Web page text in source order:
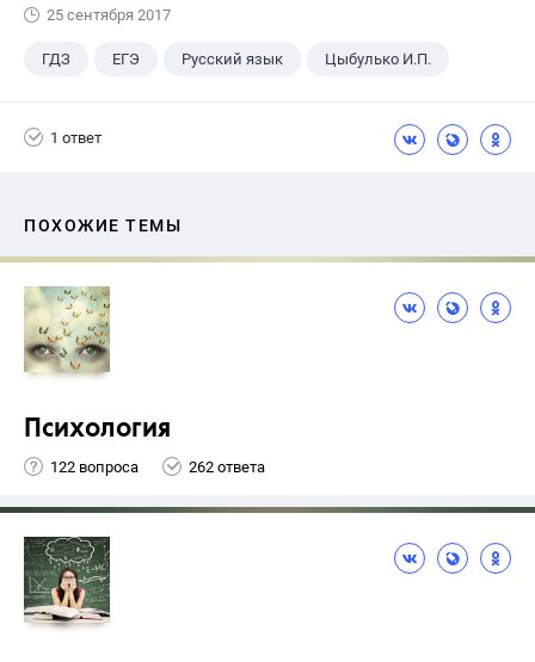
25 сентября 2017
ГДЗ ЕГЭ Русский язык Цыбулько И.П.
1 ответ
ПОХОЖИЕ ТЕМЫ
Психология
122 вопроса 262 ответа